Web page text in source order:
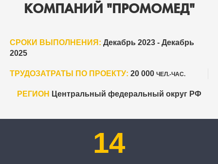
КОМПАНИЙ "ПРОМОМЕД"
СРОКИ ВЫПОЛНЕНИЯ: Декабрь 2023 - Декабрь
2025
ТРУДОЗАТРАТЫ ПО ПРОЕКТУ: 20 000 ЧЕЛ.-ЧАС.
РЕГИОН Центральный федеральный округ РФ
14